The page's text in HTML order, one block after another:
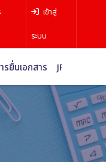
เข้าสู่
ระบบ
รยื่นเอกสาร JR Pass